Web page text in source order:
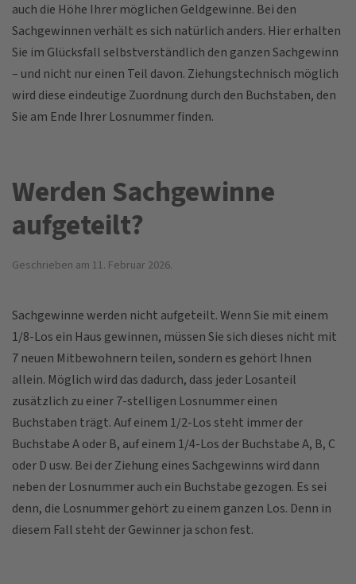
auch die Höhe Ihrer möglichen Geldgewinne. Bei den
Sachgewinnen verhält es sich natürlich anders. Hier erhalten
Sie im Glücksfall selbstverständlich den ganzen Sachgewinn
– und nicht nur einen Teil davon. Ziehungstechnisch möglich
wird diese eindeutige Zuordnung durch den Buchstaben, den
Sie am Ende Ihrer Losnummer finden.
Werden Sachgewinne
aufgeteilt?
Geschrieben am 11. Februar 2026.
Sachgewinne werden nicht aufgeteilt. Wenn Sie mit einem
1/8-Los ein Haus gewinnen, müssen Sie sich dieses nicht mit
7 neuen Mitbewohnern teilen, sondern es gehört Ihnen
allein. Möglich wird das dadurch, dass jeder Losanteil
zusätzlich zu einer 7-stelligen Losnummer einen
Buchstaben trägt. Auf einem 1/2-Los steht immer der
Buchstabe A oder B, auf einem 1/4-Los der Buchstabe A, B, C
oder D usw. Bei der Ziehung eines Sachgewinns wird dann
neben der Losnummer auch ein Buchstabe gezogen. Es sei
denn, die Losnummer gehört zu einem ganzen Los. Denn in
diesem Fall steht der Gewinner ja schon fest.